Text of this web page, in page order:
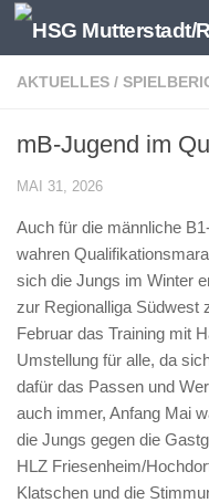
Zum Inhalt springen
AKTUELLES /
mB-Jugend im
MAI 31, 2026
Auch für die männliche
wahren
sich die Jungs im Winter
zur Regionalliga Südwest
Februar das Training mit
Umstellung für alle, da
dafür das Passen und
auch immer, Anfang Mai
die Jungs gegen die
HLZ Friesenheim/
Klatschen und die